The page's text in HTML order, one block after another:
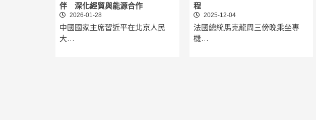
伴 深化經貿與能源合作
2026-01-28
中國國家主席習近平在北京人民
大…
程
2025-12-04
法國總統馬克龍周三傍晚乘坐專
機…